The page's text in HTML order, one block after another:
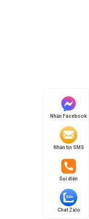
Nhắn Facebook
Nhắn tin SMS
Gọi điện
Chat Zalo